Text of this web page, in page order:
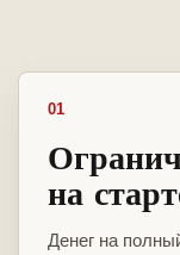
01
на
Денег на